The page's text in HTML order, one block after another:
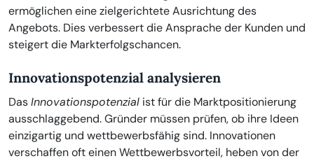
ermöglichen eine zielgerichtete Ausrichtung des
Angebots. Dies verbessert die Ansprache der Kunden und
steigert die Markterfolgschancen.
Innovationspotenzial analysieren
DasInnovationspotenzial ist für die Marktpositionierung
ausschlaggebend. Gründer müssen prüfen, ob ihre Ideen
einzigartig und wettbewerbsfähig sind. Innovationen
verschaffen oft einen Wettbewerbsvorteil, heben von der